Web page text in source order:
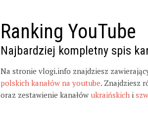
Ranking YouTube
Najbardziej kompletny spis
Na stronie vlogi.info znajdziesz
polskich kanałów na youtube. Znajdziesz
oraz zestawienie kanałów ukraińskich i